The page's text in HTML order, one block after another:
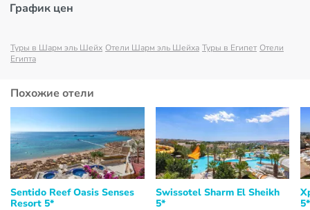
График цен
Туры в Шарм эль Шейх Отели Шарм эль Шейха Туры в Египет Отели
Египта
Похожие отели
Sentido Reef Oasis Senses
Resort 5*
Swissotel Sharm El Sheikh
5*
5*